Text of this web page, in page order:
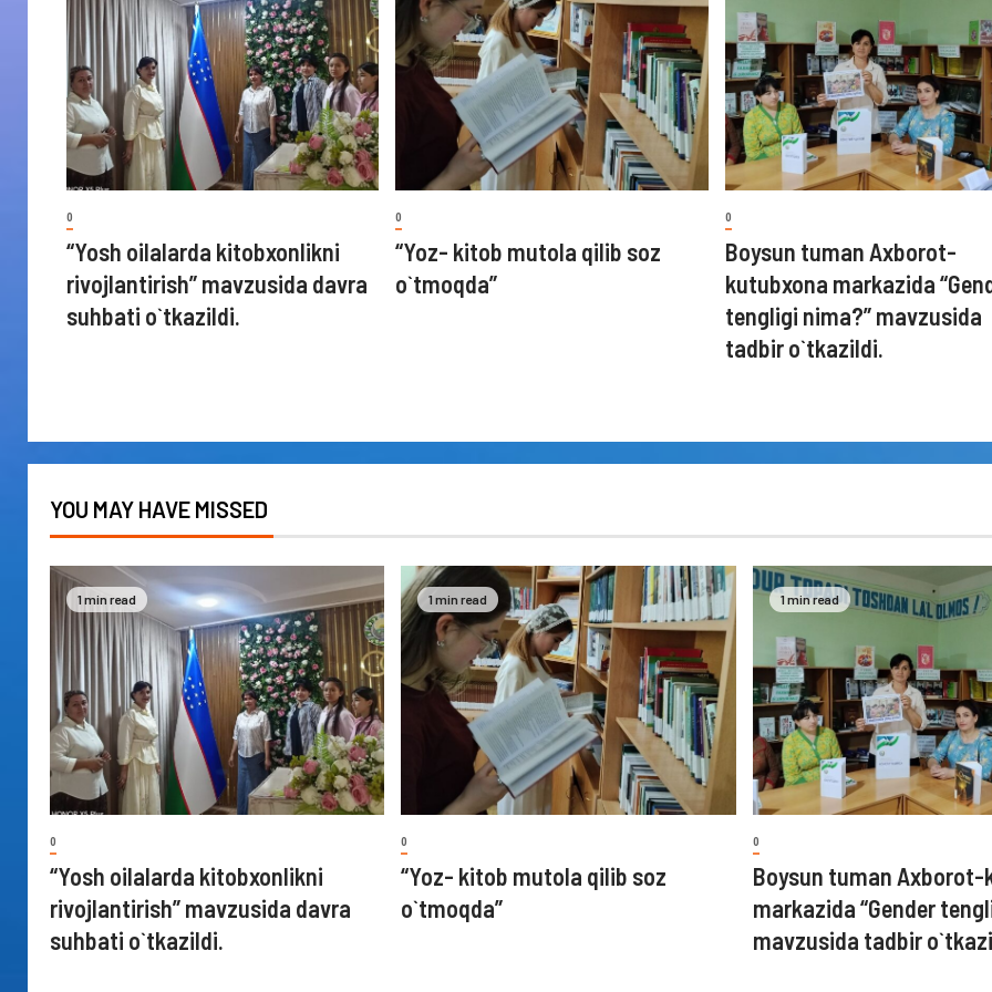
0
“Yosh oilalarda kitobxonlikni
rivojlantirish” mavzusida davra
suhbati o`tkazildi.
0
“Yoz- kitob mutola qilib soz
o`tmoqda”
0
Boysun tuman Axborot-
kutubxona markazida
tengligi nima?” mavzusida
tadbir o`tkazildi.
YOU MAY HAVE MISSED
1 min read
0
“Yosh oilalarda kitobxonlikni
rivojlantirish” mavzusida davra
suhbati o`tkazildi.
1 min read
0
“Yoz- kitob mutola qilib soz
o`tmoqda”
1 min read
0
Boysun tuman Axborot-
markazida “Gender
mavzusida tadbir